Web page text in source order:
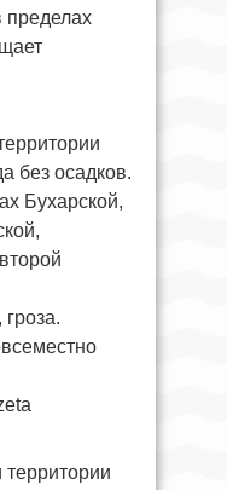
без осадков.
Бухарской,